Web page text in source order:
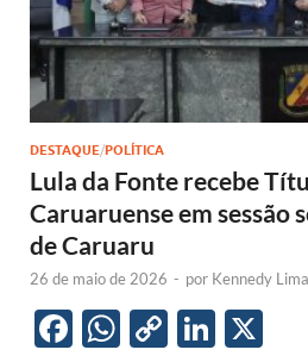
DESTAQUE/POLÍTICA
Lula da Fonte recebe
Caruaruense em sessão
de Caruaru
26 de maio de 2026 - por Kennedy Lima
F
W C
Li